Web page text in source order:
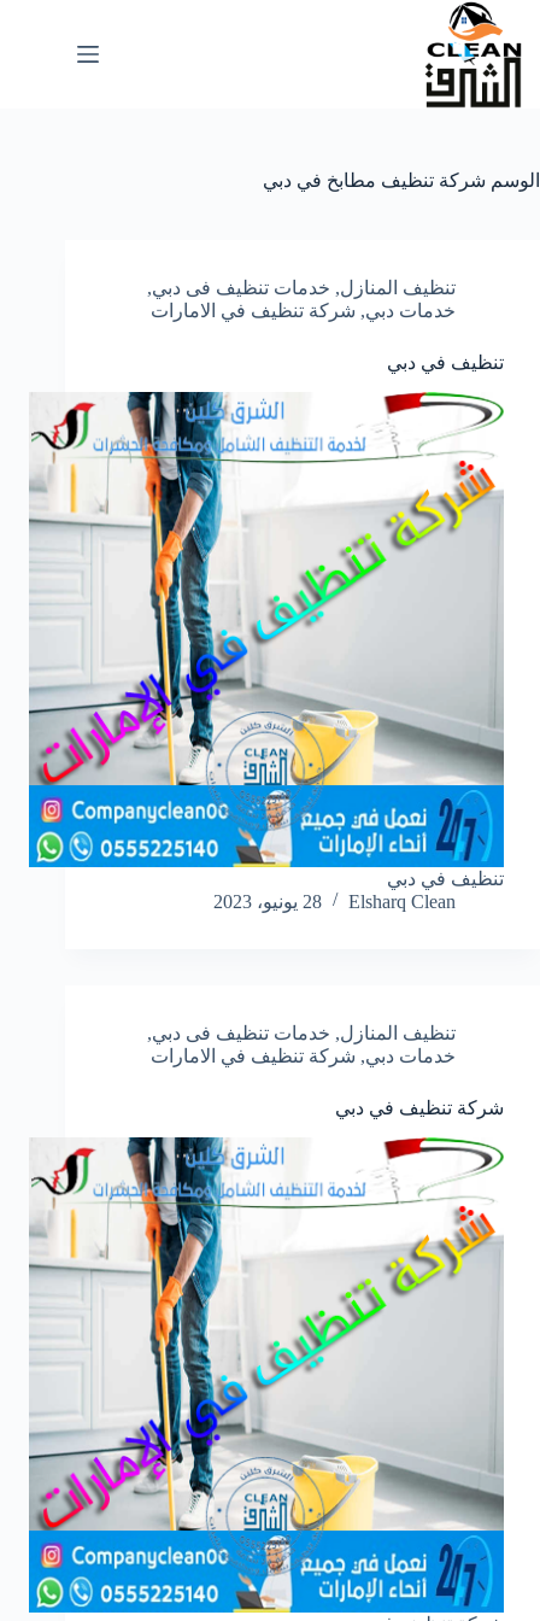
التجاوز
المحتوى
الوسم شركة تنظيف مطابخ في دبي
تنظيف المنازل, خدمات تنظيف فى دبي,
خدمات دبي, شركة تنظيف في الامارات
تنظيف في دبي
تنظيف في دبي
Elsharq Clean
28 يونيو، 2023
تنظيف المنازل, خدمات تنظيف فى دبي,
خدمات دبي, شركة تنظيف في الامارات
شركة تنظيف في دبي